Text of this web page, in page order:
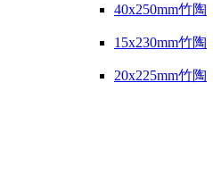
40x250mm竹陶
15x230mm竹陶
20x225mm竹陶